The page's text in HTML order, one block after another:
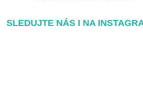
SLEDUJTE NÁS I NA